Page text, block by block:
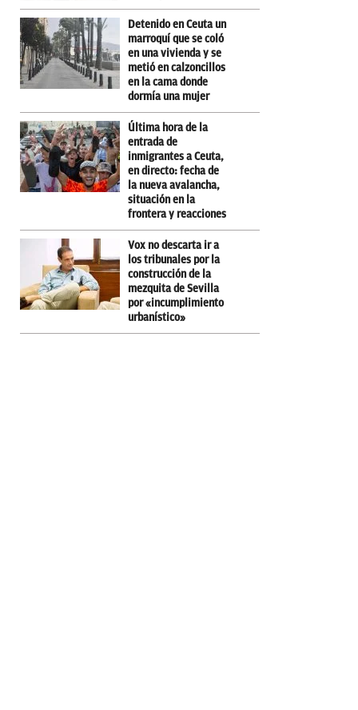
Detenido en Ceuta un
marroquí que se coló
en una vivienda y se
metió en calzoncillos
en la cama donde
dormía una mujer
Última hora de la
entrada de
inmigrantes a Ceuta,
en directo: fecha de
la nueva avalancha,
situación en la
frontera y reacciones
Vox no descarta ir a
los tribunales por la
construcción de la
mezquita de Sevilla
por «incumplimiento
urbanístico»